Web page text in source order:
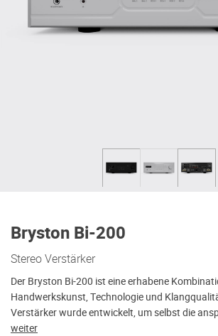
Bryston Bi-200
Stereo Verstärker
Der Bryston Bi-200 ist eine erhabene
Handwerkskunst, Technologie und
Verstärker wurde entwickelt, um selbst die
weiter